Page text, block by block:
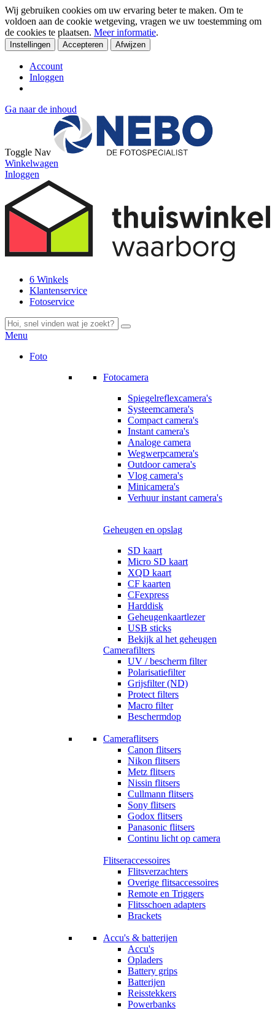
Wij gebruiken cookies om uw ervaring beter te maken. Om te
voldoen aan de cookie wetgeving, vragen we uw toestemming om
de cookies te plaatsen. Meer informatie.
Instellingen Accepteren Afwijzen
Account
Inloggen
Ga naar de inhoud
Toggle Nav
Winkelwagen
Inloggen
6 Winkels
Klantenservice
Fotoservice
Menu
Foto
Fotocamera
Spiegelreflexcamera's
Systeemcamera's
Compact camera's
Instant camera's
Analoge camera
Wegwerpcamera's
Outdoor camera's
Vlog camera's
Minicamera's
Verhuur instant camera's
Geheugen en opslag
SD kaart
Micro SD kaart
XQD kaart
CF kaarten
CFexpress
Harddisk
Geheugenkaartlezer
USB sticks
Bekijk al het geheugen
Camerafilters
UV / bescherm filter
Polarisatiefilter
Grijsfilter (ND)
Protect filters
Macro filter
Beschermdop
Cameraflitsers
Canon flitsers
Nikon flitsers
Metz flitsers
Nissin flitsers
Cullmann flitsers
Sony flitsers
Godox flitsers
Panasonic flitsers
Continu licht op camera
Flitseraccessoires
Flitsverzachters
Overige flitsaccessoires
Remote en Triggers
Flitsschoen adapters
Brackets
Accu's & batterijen
Accu's
Opladers
Battery grips
Batterijen
Reisstekkers
Powerbanks